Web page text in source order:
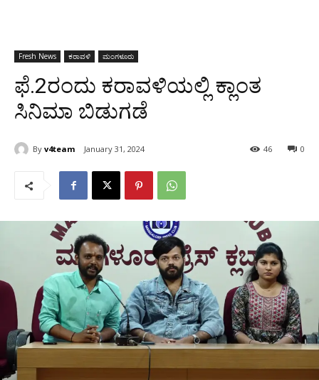
Fresh News ಕರಾವಳಿ ಮಂಗಳೂರು
ಫೆ.2ರಂದು ಕರಾವಳಿಯಲ್ಲಿ ಕ್ಲಾಂತ
ಸಿನಿಮಾ ಬಿಡುಗಡೆ
By v4team January 31, 2024 0
46